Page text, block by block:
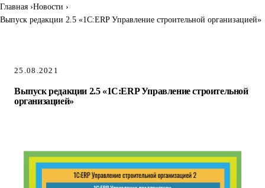
Главная Новости
Выпуск редакции 2.5 «1С:ERP Управление строительной организацией»
25.08.2021
Выпуск редакции 2.5 «1С:ERP Управление строительной
организацией»